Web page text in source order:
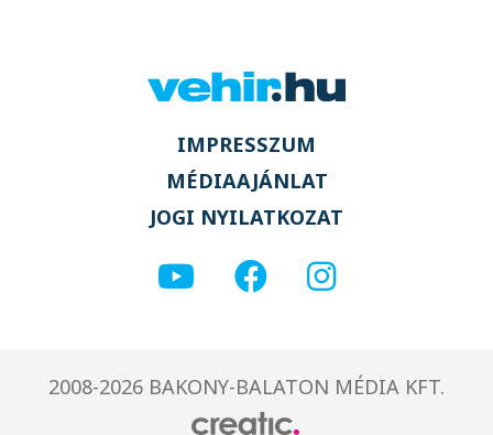
IMPRESSZUM
MÉDIAAJÁNLAT
JOGI NYILATKOZAT
2008-2026 BAKONY-BALATON MÉDIA KFT.